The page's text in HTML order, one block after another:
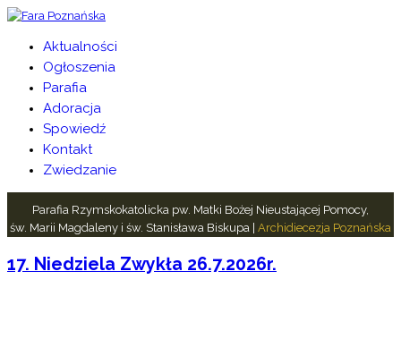
Aktualności
Ogłoszenia
Parafia
Adoracja
Spowiedź
Kontakt
Zwiedzanie
Parafia Rzymskokatolicka pw. Matki Bożej Nieustającej Pomocy,
św. Marii Magdaleny i św. Stanisława Biskupa | Archidiecezja Poznańska
17. Niedziela Zwykła 26.7.2026r.